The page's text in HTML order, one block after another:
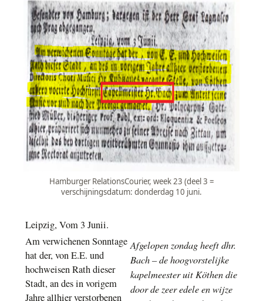
Hamburger RelationsCourier, week 23 (deel 3 =
verschijningsdatum: donderdag 10 juni.
Leipzig, Vom 3 Junii.
Am verwichenen Sonntage
hat der, von E.E. und
hochweisen Rath dieser
Stadt, an des in vorigem
Jahre allhier verstorbenen
Afgelopen zondag heeft dhr.
Bach – de hoogvorstelijke
kapelmeester uit Köthen die
door de zeer edele en wijze